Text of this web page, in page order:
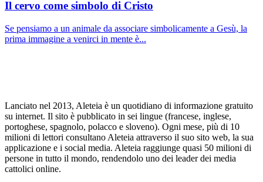
Il cervo come simbolo di Cristo
Se pensiamo a un animale da associare simbolicamente a Gesù, la
prima immagine a venirci in mente è...
Lanciato nel 2013, Aleteia è un quotidiano di informazione gratuito
su internet. Il sito è pubblicato in sei lingue (francese, inglese,
portoghese, spagnolo, polacco e sloveno). Ogni mese, più di 10
milioni di lettori consultano Aleteia attraverso il suo sito web, la sua
applicazione e i social media. Aleteia raggiunge quasi 50 milioni di
persone in tutto il mondo, rendendolo uno dei leader dei media
cattolici online.